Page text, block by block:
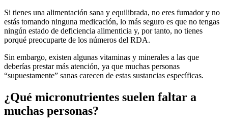
Si tienes una alimentación sana y equilibrada, no eres fumador y no
estás tomando ninguna medicación, lo más seguro es que no tengas
ningún estado de deficiencia alimenticia y, por tanto, no tienes
porqué preocuparte de los números del RDA.
Sin embargo, existen algunas vitaminas y minerales a las que
deberías prestar más atención, ya que muchas personas
“supuestamente” sanas carecen de estas sustancias específicas.
¿Qué micronutrientes suelen faltar a
muchas personas?